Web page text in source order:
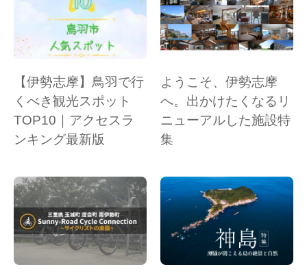
【伊勢志摩】鳥羽で行
くべき観光スポット
TOP10｜アクセスラ
ンキング最新版
ようこそ、伊勢志摩
へ。出かけたくなるリ
ニューアルした施設特
集